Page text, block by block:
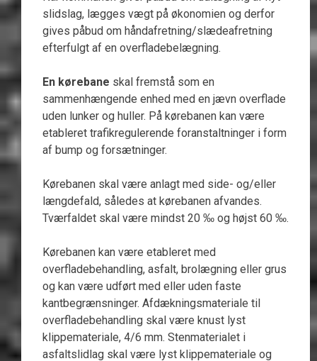
slidslag, lægges vægt på økonomien og derfor
gives påbud om håndafretning/slædeafretning
efterfulgt af en overfladebelægning.
En kørebane skal fremstå som en
sammenhængende enhed med en jævn overflade
uden lunker og huller. På kørebanen kan være
etableret trafikregulerende foranstaltninger i form
af bump og forsætninger.
Kørebanen skal være anlagt med side- og/eller
længdefald, således at kørebanen afvandes.
Tværfaldet skal være mindst 20 ‰ og højst 60 ‰.
Kørebanen kan være etableret med
overfladebehandling, asfalt, brolægning eller grus
og kan være udført med eller uden faste
kantbegrænsninger. Afdækningsmateriale til
overfladebehandling skal være knust lyst
klippemateriale, 4/6 mm. Stenmaterialet i
asfaltslidlag skal være lyst klippemateriale og